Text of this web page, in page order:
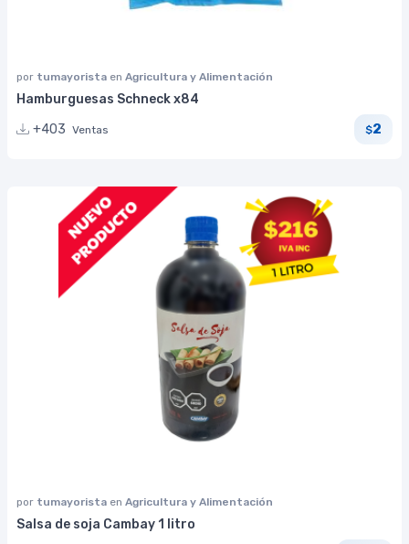
por tumayorista en Agricultura y Alimentación
Hamburguesas Schneck x84
+403 Ventas $2
por tumayorista en Agricultura y Alimentación
Salsa de soja Cambay 1 litro